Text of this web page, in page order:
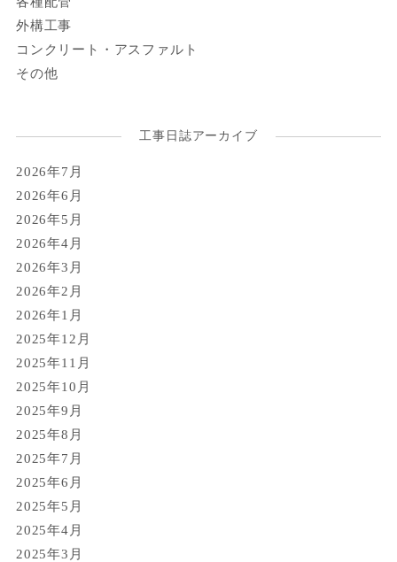
外構工事
コンクリート・アスファルト
その他
工事日誌アーカイブ
2026年7月
2026年6月
2026年5月
2026年4月
2026年3月
2026年2月
2026年1月
2025年12月
2025年11月
2025年10月
2025年9月
2025年8月
2025年7月
2025年6月
2025年5月
2025年4月
2025年3月